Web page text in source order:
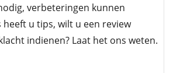
verbeteringen kunnen
u tips, wilt u een review
indienen? Laat het ons weten.